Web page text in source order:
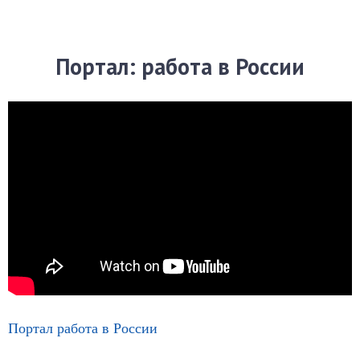
Портал: работа в России
Портал работа в России